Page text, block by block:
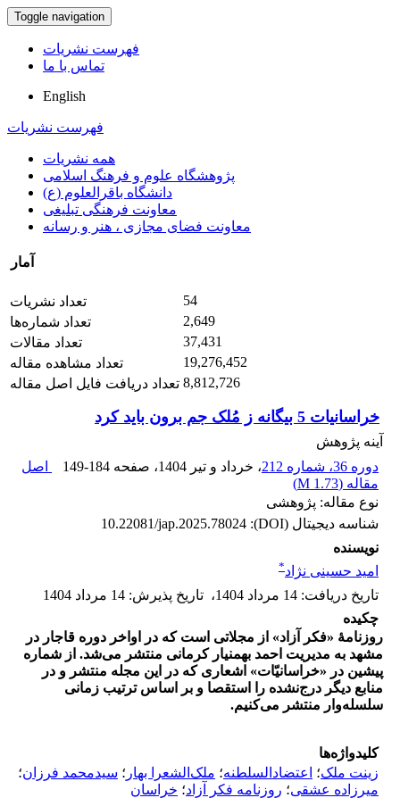
Toggle navigation
فهرست نشریات
تماس با ما
English
فهرست نشریات
همه نشریات
پژوهشگاه علوم و فرهنگ اسلامی
دانشگاه باقرالعلوم (ع)
معاونت فرهنگی تبلیغی
معاونت فضای مجازی ، هنر و رسانه
آمار
تعداد نشریات
54
تعداد شماره‌ها
2,649
تعداد مقالات
37,431
تعداد مشاهده مقاله
19,276,452
تعداد دریافت فایل اصل مقاله 8,812,726
خراسانیات 5 بیگانه ز مُلک جم برون باید کرد
آینه پژوهش
دوره 36، شماره 212
، خرداد و تیر 1404 ، صفحه 149-184
اصل
مقاله (1.73 M
)
نوع مقاله: پژوهشی
شناسه دیجیتال (DOI):
10.22081/jap.2025.78024
نویسنده
امید حسینی نژاد*
تاریخ دریافت: 14 مرداد 1404 ، تاریخ پذیرش: 14 مرداد 1404
چکیده
روزنامۀ «فکر آزاد» از مجلاتی است که در اواخر دوره قاجار در
مشهد به مدیریت احمد بهمنیار کرمانی منتشر می‌شد. از شماره
پیشین در «خراسانیّات» اشعاری که در این مجله منتشر و در
منابع دیگر درج‌نشده را استقصا و بر اساس ترتیب زمانی
سلسله‌وار منتشر می‌کنیم.
کلیدواژه‌ها
زینت ملک؛ اعتضاد‌السلطنه؛ ملک‌الشعرا بهار ؛ سید‌محمد فرزان؛
میرزاده عشقی؛ روزنامه فکر آزاد؛ خراسان